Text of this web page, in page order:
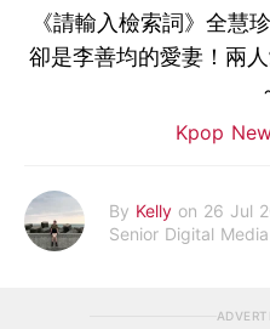
《請輸入檢索詞》全慧
卻是李善均的愛妻！兩
Kpop
By Kelly on 26 Jul
Senior Digital